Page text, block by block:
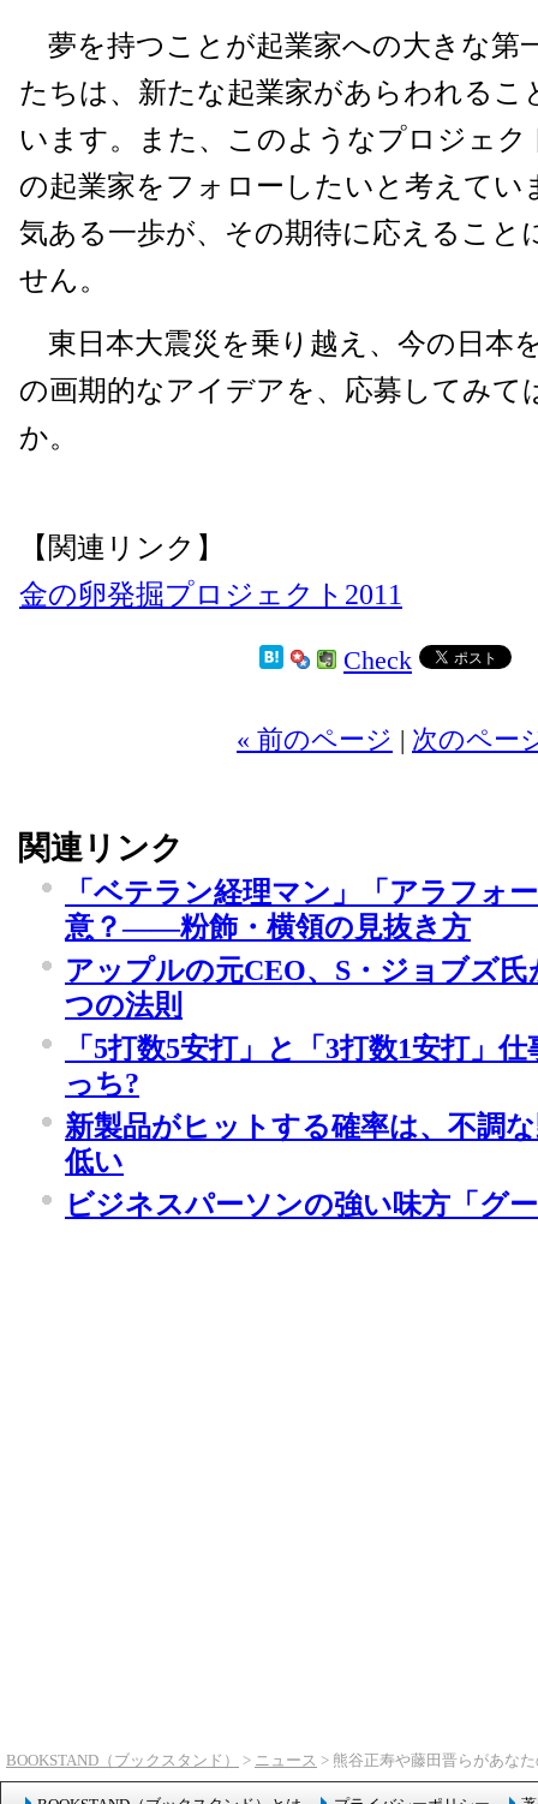
夢を持つことが起業家への大きな第
たちは、新たな起業家があらわれるこ
います。また、このようなプロジェク
の起業家をフォローしたいと考えてい
気ある一歩が、その期待に応えること
せん。
東日本大震災を乗り越え、今の日本
の画期的なアイデアを、応募してみて
か。
【関連リンク】
金の卵発掘プロジェクト2011
Check
« 前のページ | 次のペー
関連リンク
「ベテラン経理マン」「アラフォ
意？――粉飾・横領の見抜き方
アップルの元CEO、S・ジョブズ
つの法則
「5打数5安打」と「3打数1安打」
っち?
新製品がヒットする確率は、不調
低い
ビジネスパーソンの強い味方「グ
BOOKSTAND（ブックスタンド） > ニュース > 熊谷正寿や藤田晋らがあな